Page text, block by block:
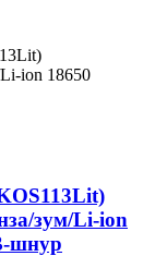
зум/Li-ion
шнур